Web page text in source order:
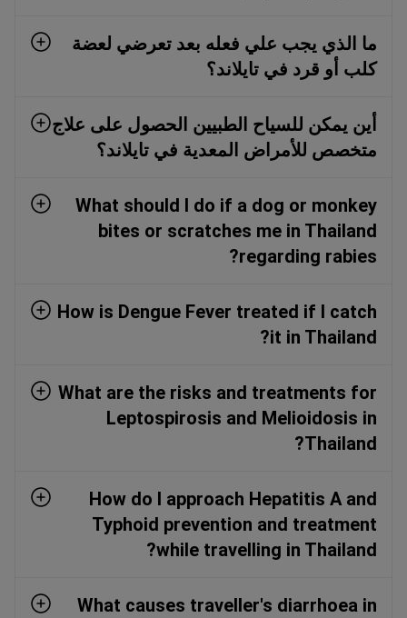
ما الذي يجب علي فعله بعد تعرضي لعضة
كلب أو قرد في تايلاند؟
أين يمكن للسياح الطبيين الحصول على علاج
متخصص للأمراض المعدية في تايلاند؟
What should I do if a dog or monkey
bites or scratches me in Thailand
regarding rabies?
How is Dengue Fever treated if I catch
it in Thailand?
What are the risks and treatments for
Leptospirosis and Melioidosis in
Thailand?
How do I approach Hepatitis A and
Typhoid prevention and treatment
while travelling in Thailand?
What causes traveller's diarrhoea in